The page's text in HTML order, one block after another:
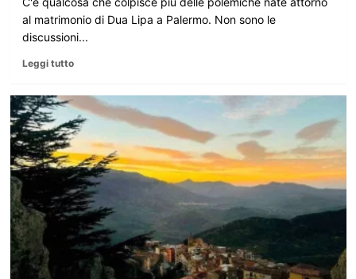
al matrimonio di Dua Lipa a Palermo. Non sono le
discussioni...
Leggi tutto